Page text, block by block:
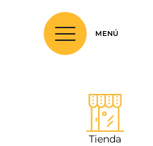
Tienda